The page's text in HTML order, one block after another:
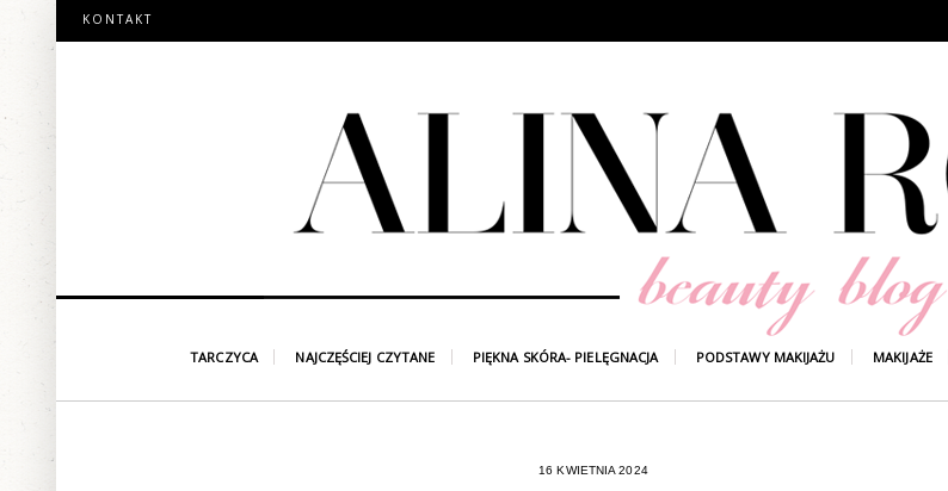
KONTAKT
TARCZYCA NAJCZĘŚCIEJ CZYTANE PIĘKNA SKÓRA- PIELĘGNACJA PODSTAWY MAKIJAŻU MAKIJAŻE
16 KWIETNIA 2024